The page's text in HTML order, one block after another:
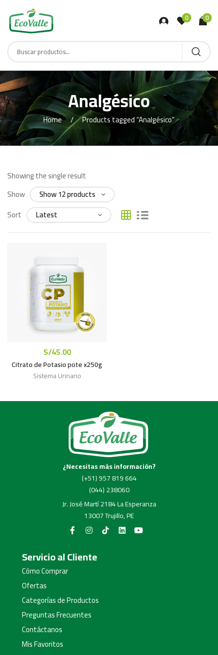
0 0
Analgésico
Home Products tagged “Analgésico”
Showing the single result
Show
Sort
S/45.00
Citrato de Potasio pote x250g
Sistema Urinario
Servicio al Cliente
Cómo Comprar
Ofertas
Categorías de Productos
Preguntas Frecuentes
Contáctanos
Mis Favoritos
¿Necesitas más información?
(+51) 957 819 664
(044) 238060
Jr. José Martí 2184 La Esperanza
13007 Trujillo, PE